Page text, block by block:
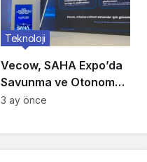
Vecow, SAHA Expo’da
Savunma ve Otonom
Sistemler İçin Yeni
Teknoloji
3 ay önce